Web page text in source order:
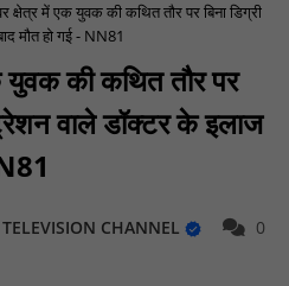
क्षेत्र में एक युवक की कथित तौर पर बिना डिग्री
मौत हो गई - NN81
युवक की कथित तौर पर
वाले डॉक्टर के इलाज
CHANNEL 0